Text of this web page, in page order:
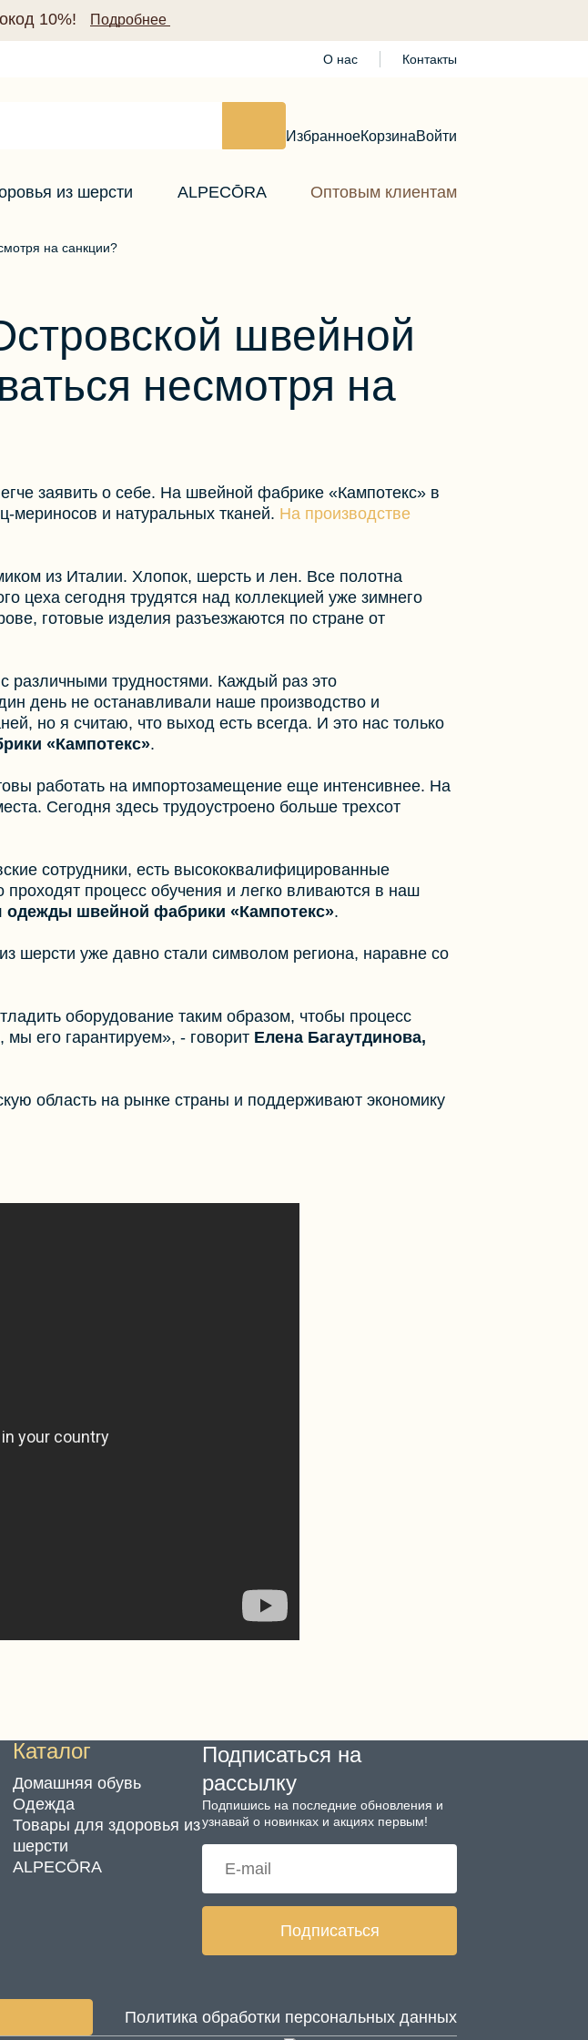
10%! Подробнее
О нас Контакты
ИзбранноеКорзинаВойти
из шерсти ALPECŌRA Оптовым клиентам
на санкции?
швейной
несмотря на
заявить о себе. На швейной фабрике «Кампотекс» в
и натуральных тканей. На производстве
из Италии. Хлопок, шерсть и лен. Все полотна
цеха сегодня трудятся над коллекцией уже зимнего
готовые изделия разъезжаются по стране от
различными трудностями. Каждый раз это
день не останавливали наше производство и
но я считаю, что выход есть всегда. И это нас только
«Кампотекс».
работать на импортозамещение еще интенсивнее. На
Сегодня здесь трудоустроено больше трехсот
сотрудники, есть высококвалифицированные
процесс обучения и легко вливаются в наш
одежды швейной фабрики «Кампотекс».
шерсти уже давно стали символом региона, наравне со
оборудование таким образом, чтобы процесс
его гарантируем», - говорит Елена Багаутдинова,
область на рынке страны и поддерживают экономику
Каталог
Домашняя обувь
Одежда
Товары для здоровья из
шерсти
ALPECŌRA
Подписаться на
рассылку
Подпишись на последние обновления и
узнавай о новинках и акциях первым!
Подписаться
Политика обработки персональных данных